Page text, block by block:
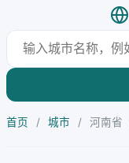
首页 / 城市 / 河南省